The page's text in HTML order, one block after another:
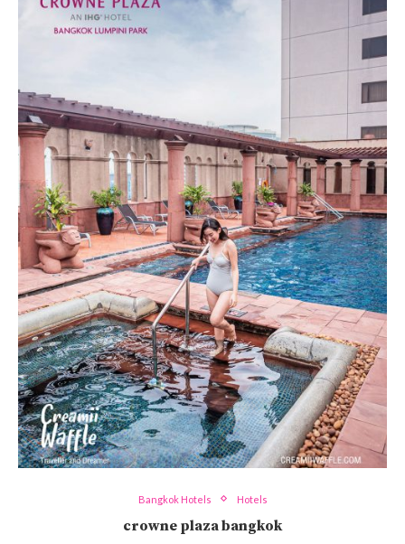
Bangkok Hotels Hotels
crowne plaza bangkok